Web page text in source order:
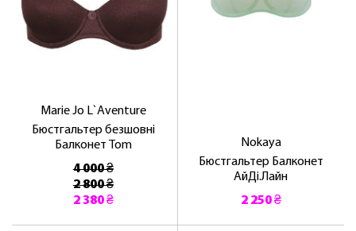
Marie Jo L`Aventure
Бюстгальтер безшовні
Балконет Tom
4 000 ₴
2 800 ₴
2 380 ₴
Nokaya
Бюстгальтер Балконет
АйДі.Лайн
2 250 ₴